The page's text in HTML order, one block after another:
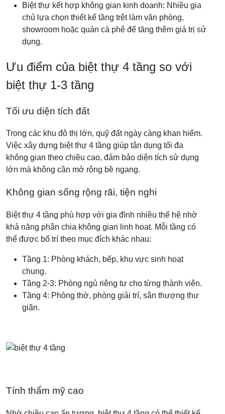
Biệt thự kết hợp không gian kinh doanh: Nhiều gia
chủ lựa chọn thiết kế tầng trệt làm văn phòng,
showroom hoặc quán cà phê để tăng thêm giá trị sử
dụng.
Ưu điểm của biệt thự 4 tầng so với
biệt thự 1-3 tầng
Tối ưu diện tích đất
Trong các khu đô thị lớn, quỹ đất ngày càng khan hiếm.
Việc xây dựng biệt thự 4 tầng giúp tận dụng tối đa
không gian theo chiều cao, đảm bảo diện tích sử dụng
lớn mà không cần mở rộng bề ngang.
Không gian sống rộng rãi, tiện nghi
Biệt thự 4 tầng phù hợp với gia đình nhiều thế hệ nhờ
khả năng phân chia không gian linh hoạt. Mỗi tầng có
thể được bố trí theo mục đích khác nhau:
Tầng 1: Phòng khách, bếp, khu vực sinh hoạt
chung.
Tầng 2-3: Phòng ngủ riêng tư cho từng thành viên.
Tầng 4: Phòng thờ, phòng giải trí, sân thượng thư
giãn.
Tính thẩm mỹ cao